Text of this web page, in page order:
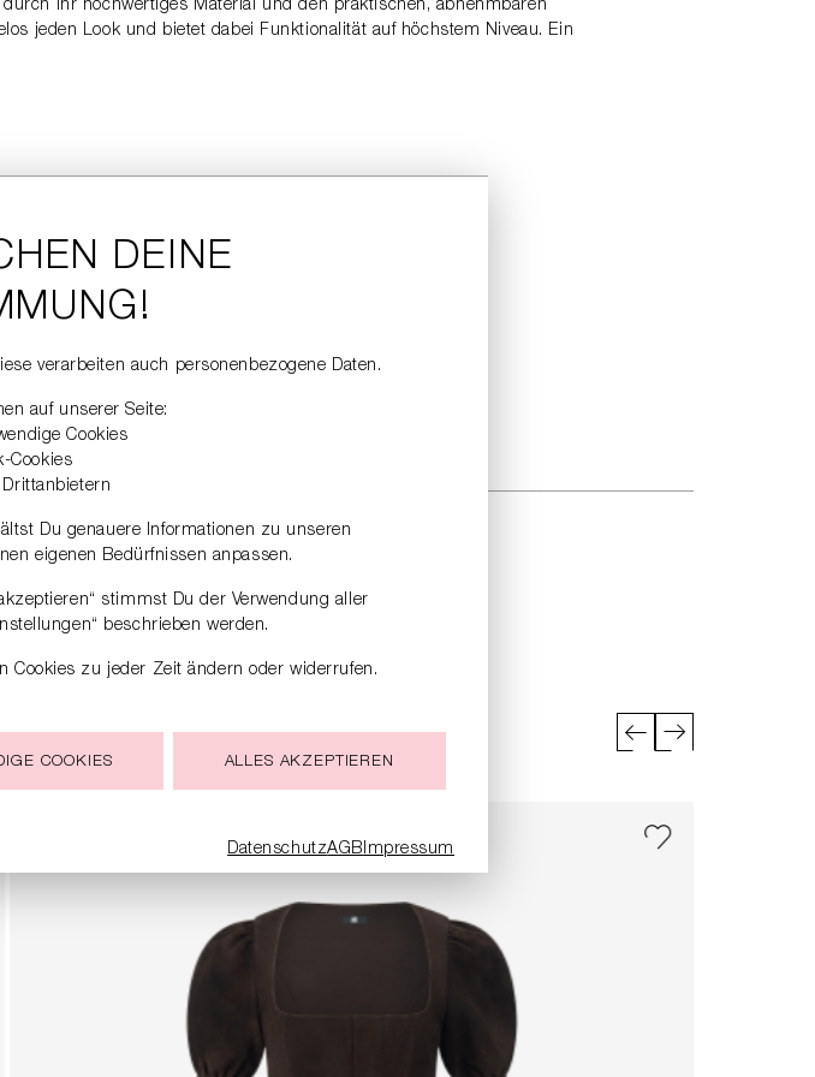
ihr hochwertiges Material und den praktischen, abnehmbaren
jeden Look und bietet dabei Funktionalität auf höchstem Niveau. Ein
DEINE
verarbeiten auch personenbezogene Daten.
auf unserer Seite:
Cookies
Cookies
Du genauere Informationen zu unseren
eigenen Bedürfnissen anpassen.
stimmst Du der Verwendung aller
beschrieben werden.
Cookies zu jeder Zeit ändern oder widerrufen.
COOKIES ALLES AKZEPTIEREN
DatenschutzAGBImpressum